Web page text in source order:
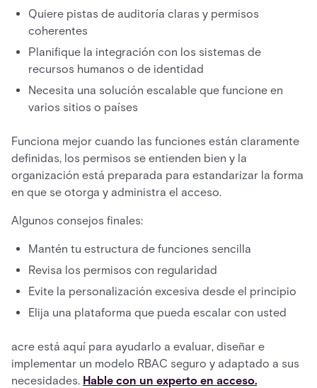
Quiere pistas de auditoría claras y permisos
coherentes
Planifique la integración con los sistemas de
recursos humanos o de identidad
Necesita una solución escalable que funcione en
varios sitios o países
Funciona mejor cuando las funciones están claramente
definidas, los permisos se entienden bien y la
organización está preparada para estandarizar la forma
en que se otorga y administra el acceso.
Algunos consejos finales:
Mantén tu estructura de funciones sencilla
Revisa los permisos con regularidad
Evite la personalización excesiva desde el principio
Elija una plataforma que pueda escalar con usted
acre está aquí para ayudarlo a evaluar, diseñar e
implementar un modelo RBAC seguro y adaptado a sus
necesidades. Hable con un experto en acceso.